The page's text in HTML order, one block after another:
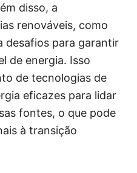
disso, a
renováveis, como
desafios para garantir
de energia. Isso
de tecnologias de
eficazes para lidar
fontes, o que pode
à transição